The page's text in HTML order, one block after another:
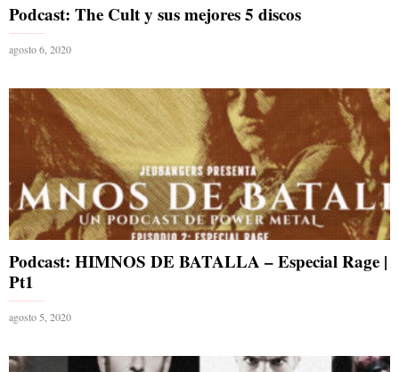
Podcast: The Cult y sus mejores 5 discos
agosto 6, 2020
Podcast: HIMNOS DE BATALLA – Especial Rage |
Pt1
agosto 5, 2020